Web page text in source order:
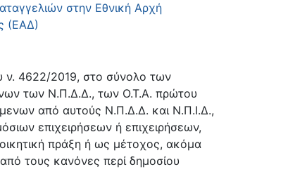
στην Εθνική Αρχή
(ΕΑΔ)
ν. 4622/2019, στο σύνολο των
των Ν.Π.Δ.Δ., των Ο.Τ.Α. πρώτου
από αυτούς Ν.Π.Δ.Δ. και Ν.Π.Ι.Δ.,
επιχειρήσεων ή επιχειρήσεων,
πράξη ή ως μέτοχος, ακόμα
τους κανόνες περί δημοσίου